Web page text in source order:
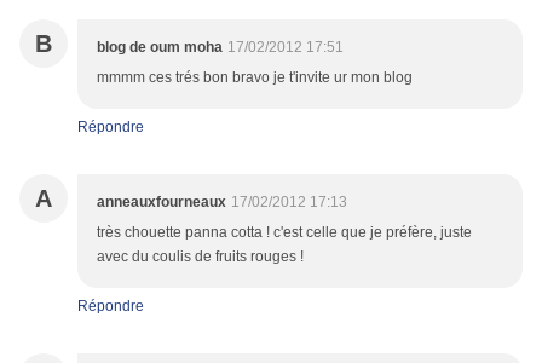
B blog de oum moha 17/02/2012 17:51
mmmm ces trés bon bravo je t'invite ur mon blog
Répondre
A anneauxfourneaux 17/02/2012 17:13
très chouette panna cotta ! c'est celle que je préfère, juste
avec du coulis de fruits rouges !
Répondre